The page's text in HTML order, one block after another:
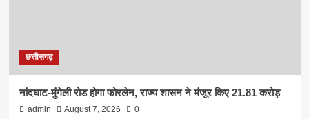
छत्तीसगढ़
नांदघाट-मुंगेली रोड होगा फोरलेन, राज्य शासन ने मंजूर किए 21.81 करोड़
admin August 7, 2026 0